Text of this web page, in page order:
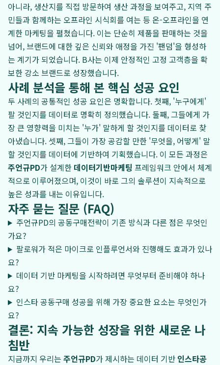
아니라, 생산지를 직접 방문하여 생산 과정을 보여주고, 지역 주
민들과 함께하는 오프라인 시식회를 여는 등 온-오프라인을 연
계한 마케팅을 펼쳤습니다. 이는 단순히 제품을 판매하는 것을
넘어, 브랜드에 대한 깊은 신뢰와 애정을 가진 '팬덤'을 형성하
는 계기가 되었습니다. B사는 이제 안정적인 고정 고객층을 확
보한 강소 브랜드로 성장했습니다.
사례 분석을 통해 본 핵심 성공 요인
두 사례의 공통적인 성공 요인은 명확합니다. 첫째, '누구에게'
팔 것인지를 데이터로 명확히 정의했습니다. 둘째, 그들에게 가
장 큰 영향력을 미치는 '누가' 말하게 할 것인지를 데이터로 찾
아냈습니다. 셋째, 그들이 가장 공감할 만한 '무엇을, 어떻게' 말
할 것인지를 데이터에 기반하여 기획했습니다. 이 모든 과정은
주언규PD가 설계한 데이터기반마케팅 프레임워크 안에서 체계
적으로 이루어졌으며, 이것이 바로 그의 솔루션이 지속적으로
높은 성과를 내는 이유입니다.
자주 묻는 질문 (FAQ)
주언규PD의 공동구매전략이 기존 방식과 다른 점은 무엇인
가요?
팔로워가 적은 마이크로 인플루언서와 진행해도 효과가 있나
요?
데이터 기반 마케팅을 시작하려면 무엇부터 준비해야 하나
요?
인스타 공동구매 성공을 위해 가장 중요한 요소는 무엇인가
요?
결론: 지속 가능한 성장을 위한 새로운 나
침반
지금까지 우리는 주언규PD가 제시하는 데이터 기반 인스타공